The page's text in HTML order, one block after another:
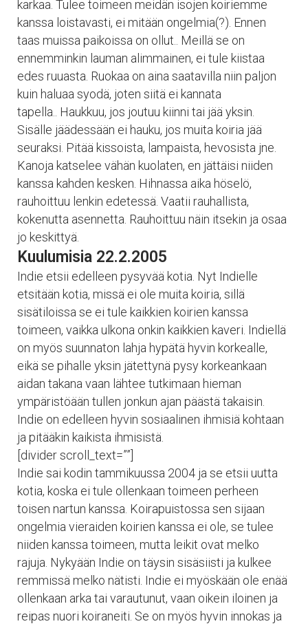
karkaa. Tulee toimeen meidän isojen koiriemme
kanssa loistavasti, ei mitään ongelmia(?). Ennen
taas muissa paikoissa on ollut.. Meillä se on
ennemminkin lauman alimmainen, ei tule kiistaa
edes ruuasta. Ruokaa on aina saatavilla niin paljon
kuin haluaa syodä, joten siitä ei kannata
tapella.. Haukkuu, jos joutuu kiinni tai jää yksin.
Sisälle jäädessään ei hauku, jos muita koiria jää
seuraksi. Pitää kissoista, lampaista, hevosista jne.
Kanoja katselee vähän kuolaten, en jättäisi niiden
kanssa kahden kesken. Hihnassa aika höselö,
rauhoittuu lenkin edetessä. Vaatii rauhallista,
kokenutta asennetta. Rauhoittuu näin itsekin ja osaa
jo keskittyä.
Kuulumisia 22.2.2005
Indie etsii edelleen pysyvää kotia. Nyt Indielle
etsitään kotia, missä ei ole muita koiria, sillä
sisätiloissa se ei tule kaikkien koirien kanssa
toimeen, vaikka ulkona onkin kaikkien kaveri. Indiellä
on myös suunnaton lahja hypätä hyvin korkealle,
eikä se pihalle yksin jätettynä pysy korkeankaan
aidan takana vaan lähtee tutkimaan hieman
ympäristöään tullen jonkun ajan päästä takaisin.
Indie on edelleen hyvin sosiaalinen ihmisiä kohtaan
ja pitääkin kaikista ihmisistä.
[divider scroll_text=””]
Indie sai kodin tammikuussa 2004 ja se etsii uutta
kotia, koska ei tule ollenkaan toimeen perheen
toisen nartun kanssa. Koirapuistossa sen sijaan
ongelmia vieraiden koirien kanssa ei ole, se tulee
niiden kanssa toimeen, mutta leikit ovat melko
rajuja. Nykyään Indie on täysin sisäsiisti ja kulkee
remmissä melko nätisti. Indie ei myöskään ole enää
ollenkaan arka tai varautunut, vaan oikein iloinen ja
reipas nuori koiraneiti. Se on myös hyvin innokas ja